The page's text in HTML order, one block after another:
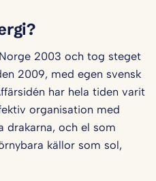
2003 och tog steget
2009, med egen svensk
har hela tiden varit
organisation med
drakarna, och el som
källor som sol,